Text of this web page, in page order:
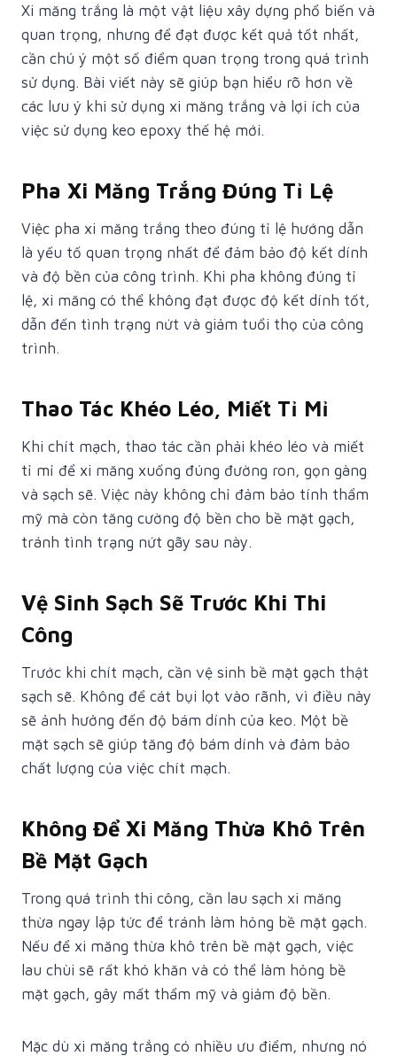
Xi măng trắng là một vật liệu xây dựng phổ biến và
quan trọng, nhưng để đạt được kết quả tốt nhất,
cần chú ý một số điểm quan trọng trong quá trình
sử dụng. Bài viết này sẽ giúp bạn hiểu rõ hơn về
các lưu ý khi sử dụng xi măng trắng và lợi ích của
việc sử dụng keo epoxy thế hệ mới.
Pha Xi Măng Trắng Đúng Tỉ Lệ
Việc pha xi măng trắng theo đúng tỉ lệ hướng dẫn
là yếu tố quan trọng nhất để đảm bảo độ kết dính
và độ bền của công trình. Khi pha không đúng tỉ
lệ, xi măng có thể không đạt được độ kết dính tốt,
dẫn đến tình trạng nứt và giảm tuổi thọ của công
trình.
Thao Tác Khéo Léo, Miết Tỉ Mỉ
Khi chít mạch, thao tác cần phải khéo léo và miết
tỉ mỉ để xi măng xuống đúng đường ron, gọn gàng
và sạch sẽ. Việc này không chỉ đảm bảo tính thẩm
mỹ mà còn tăng cường độ bền cho bề mặt gạch,
tránh tình trạng nứt gãy sau này.
Vệ Sinh Sạch Sẽ Trước Khi Thi
Công
Trước khi chít mạch, cần vệ sinh bề mặt gạch thật
sạch sẽ. Không để cát bụi lọt vào rãnh, vì điều này
sẽ ảnh hưởng đến độ bám dính của keo. Một bề
mặt sạch sẽ giúp tăng độ bám dính và đảm bảo
chất lượng của việc chít mạch.
Không Để Xi Măng Thừa Khô Trên
Bề Mặt Gạch
Trong quá trình thi công, cần lau sạch xi măng
thừa ngay lập tức để tránh làm hỏng bề mặt gạch.
Nếu để xi măng thừa khô trên bề mặt gạch, việc
lau chùi sẽ rất khó khăn và có thể làm hỏng bề
mặt gạch, gây mất thẩm mỹ và giảm độ bền.
Mặc dù xi măng trắng có nhiều ưu điểm, nhưng nó